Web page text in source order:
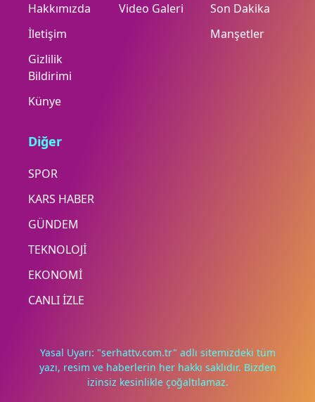
Hakkımızda
İletişim
Gizlilik
Bildirimi
Künye
Video Galeri
Son Dakika
Manşetler
Diğer
SPOR
KARS HABER
GÜNDEM
TEKNOLOJİ
EKONOMİ
CANLI İZLE
Yasal Uyarı: "serhattv.com.tr" adlı sitemizdeki tüm
yazı, resim ve haberlerin her hakkı saklıdır. Bizden
izinsiz kesinlikle çoğaltılamaz.